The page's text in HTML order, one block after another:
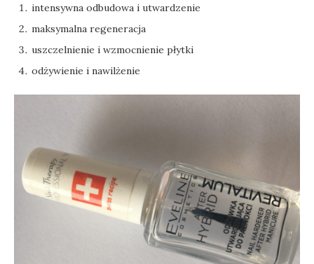
intensywna odbudowa i utwardzenie
maksymalna regeneracja
uszczelnienie i wzmocnienie płytki
odżywienie i nawilżenie